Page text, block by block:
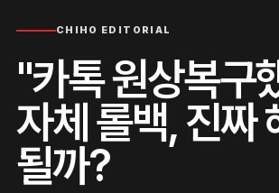
CHIHO EDITORIAL
"카톡 원상복구
자체 롤백, 진짜
될까?